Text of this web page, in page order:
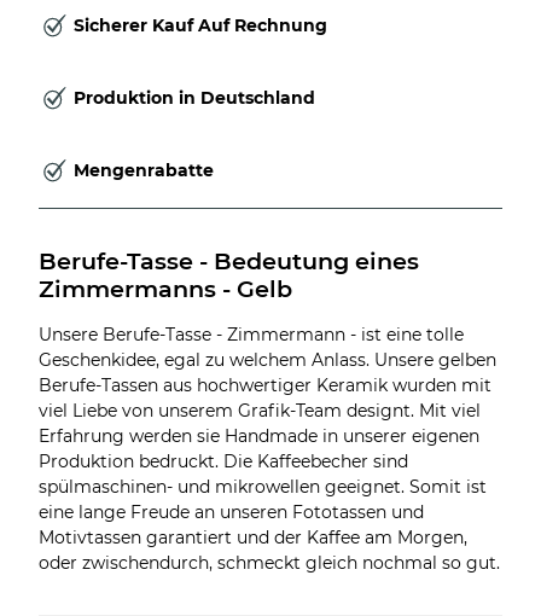
Sicherer Kauf Auf Rechnung
Produktion in Deutschland
Mengenrabatte
Berufe-Tasse - Bedeutung eines
Zimmermanns - Gelb
Unsere Berufe-Tasse - Zimmermann - ist eine tolle
Geschenkidee, egal zu welchem Anlass. Unsere gelben
Berufe-Tassen aus hochwertiger Keramik wurden mit
viel Liebe von unserem Grafik-Team designt. Mit viel
Erfahrung werden sie Handmade in unserer eigenen
Produktion bedruckt. Die Kaffeebecher sind
spülmaschinen- und mikrowellen geeignet. Somit ist
eine lange Freude an unseren Fototassen und
Motivtassen garantiert und der Kaffee am Morgen,
oder zwischendurch, schmeckt gleich nochmal so gut.